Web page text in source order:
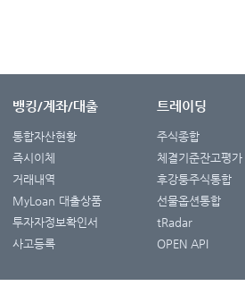
뱅킹/계좌/대출
통합자산현황
즉시이체
거래내역
MyLoan 대출상품
투자자정보확인서
사고등록
트레이딩
주식종합
체결기준잔고평가
후강퉁주식통합
선물옵션통합
tRadar
OPEN API